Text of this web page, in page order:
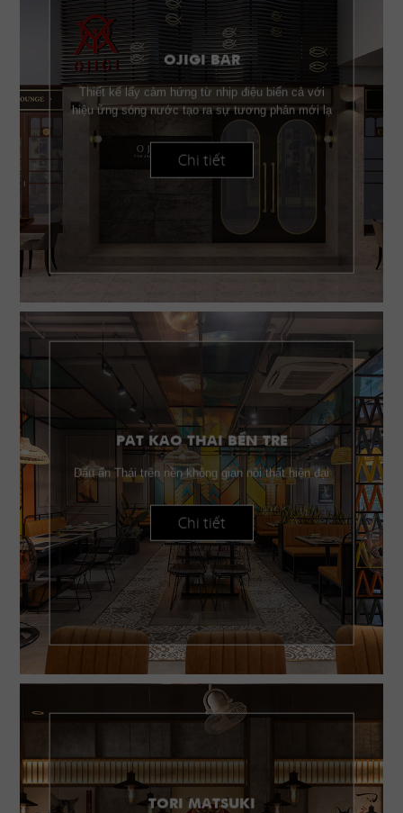
OJIGI BAR
Thiết kế lấy cảm hứng từ nhịp điệu biển cả với
hiệu ứng sóng nước tạo ra sự tương phản mới lạ
Chi tiết
PAT KAO THAI BẾN TRE
Dấu ấn Thái trên nền không gian nội thất hiện đại
Chi tiết
TORI MATSUKI